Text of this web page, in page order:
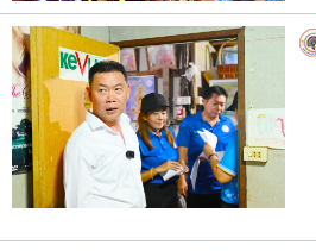
ข่าวประชาสัมพันธ์เพื่อเ
สถิติข้อมูลการให้บริการ